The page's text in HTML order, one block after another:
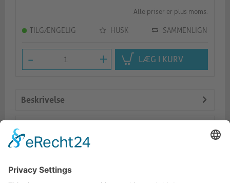
Alle priser er plus moms.
TILGÆNGELIG HUSK SAMMENLIGN
- + LÆG I KURV
Beskrivelse